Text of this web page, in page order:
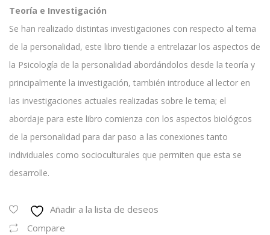
Teoría e Investigación
Se han realizado distintas investigaciones con respecto al tema
de la personalidad, este libro tiende a entrelazar los aspectos de
la Psicología de la personalidad abordándolos desde la teoría y
principalmente la investigación, también introduce al lector en
las investigaciones actuales realizadas sobre le tema; el
abordaje para este libro comienza con los aspectos biológcos
de la personalidad para dar paso a las conexiones tanto
individuales como socioculturales que permiten que esta se
desarrolle.
Añadir a la lista de deseos
Compare